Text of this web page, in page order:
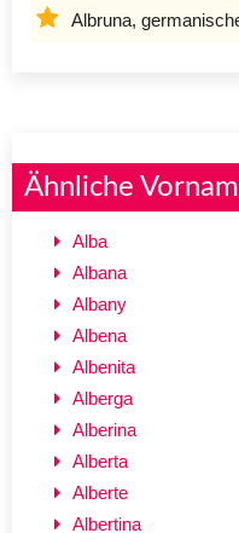
Albruna,
Ähnliche
Alba
Albana
Albany
Albena
Albenita
Alberga
Alberina
Alberta
Alberte
Albertina